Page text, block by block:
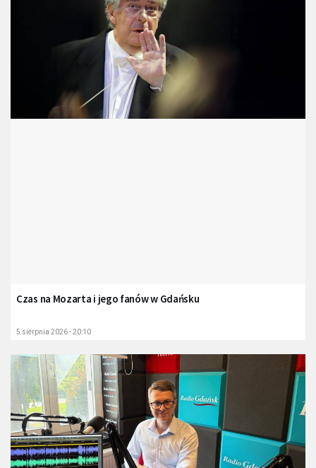
Czas na Mozarta i jego fanów w Gdańsku
5 sierpnia 2026 - 20:10